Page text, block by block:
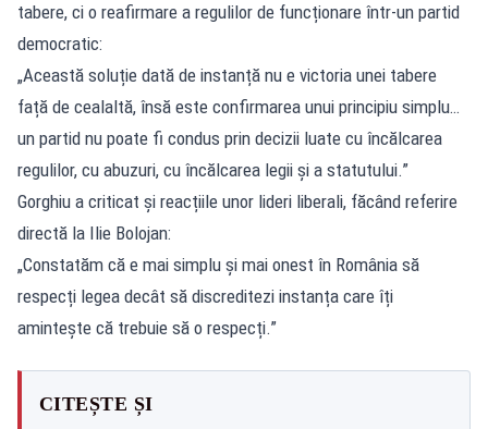
tabere, ci o reafirmare a regulilor de funcționare într-un partid
democratic:
„Această soluție dată de instanță nu e victoria unei tabere
față de cealaltă, însă este confirmarea unui principiu simplu…
un partid nu poate fi condus prin decizii luate cu încălcarea
regulilor, cu abuzuri, cu încălcarea legii și a statutului.”
Gorghiu a criticat și reacțiile unor lideri liberali, făcând referire
directă la Ilie Bolojan:
„Constatăm că e mai simplu și mai onest în România să
respecți legea decât să discreditezi instanța care îți
amintește că trebuie să o respecți.”
CITEȘTE ȘI